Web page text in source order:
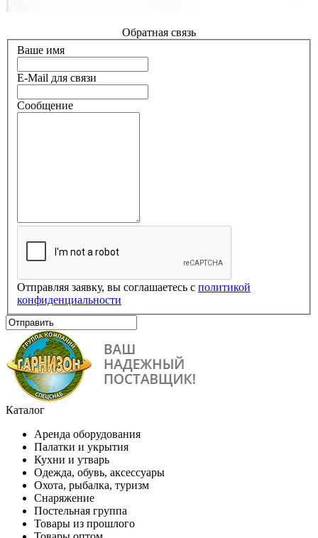
Обратная связь
Ваше имя
E-Mail для связи
Сообщение
Отправляя заявку, вы соглашаетесь с политикой
конфиденциальности
Каталог
Аренда оборудования
Палатки и укрытия
Кухни и утварь
Одежда, обувь, аксессуары
Охота, рыбалка, туризм
Снаряжение
Постельная группа
Товары из прошлого